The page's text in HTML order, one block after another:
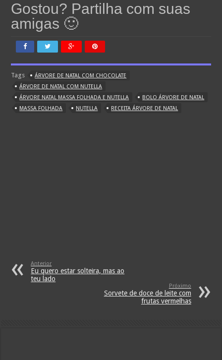
Gostou? Partilha com suas
amigas 🙂
Tags
ÁRVORE DE NATAL COM CHOCOLATE
ÁRVORE DE NATAL COM NUTELLA
ÁRVORE NATAL MASSA FOLHADA E NUTELLA
BOLO ÁRVORE DE NATAL
MASSA FOLHADA
NUTELLA RECEITA ÁRVORE DE NATAL
Anterior
Eu quero estar solteira, mas ao
teu lado
Próximo
Sorvete de doce de leite com
frutas vermelhas